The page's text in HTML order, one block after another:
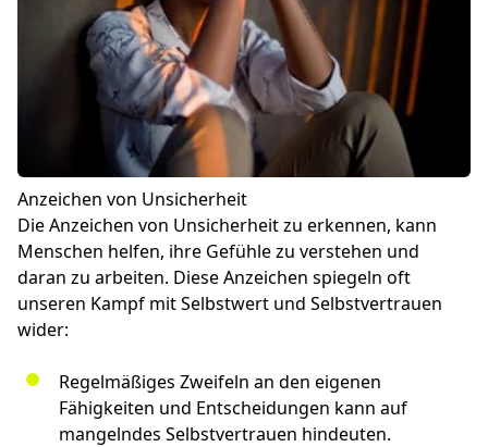
Anzeichen von Unsicherheit
Die Anzeichen von Unsicherheit zu erkennen, kann
Menschen helfen, ihre Gefühle zu verstehen und
daran zu arbeiten. Diese Anzeichen spiegeln oft
unseren Kampf mit Selbstwert und Selbstvertrauen
wider:
Regelmäßiges Zweifeln an den eigenen
Fähigkeiten und Entscheidungen kann auf
mangelndes Selbstvertrauen hindeuten.